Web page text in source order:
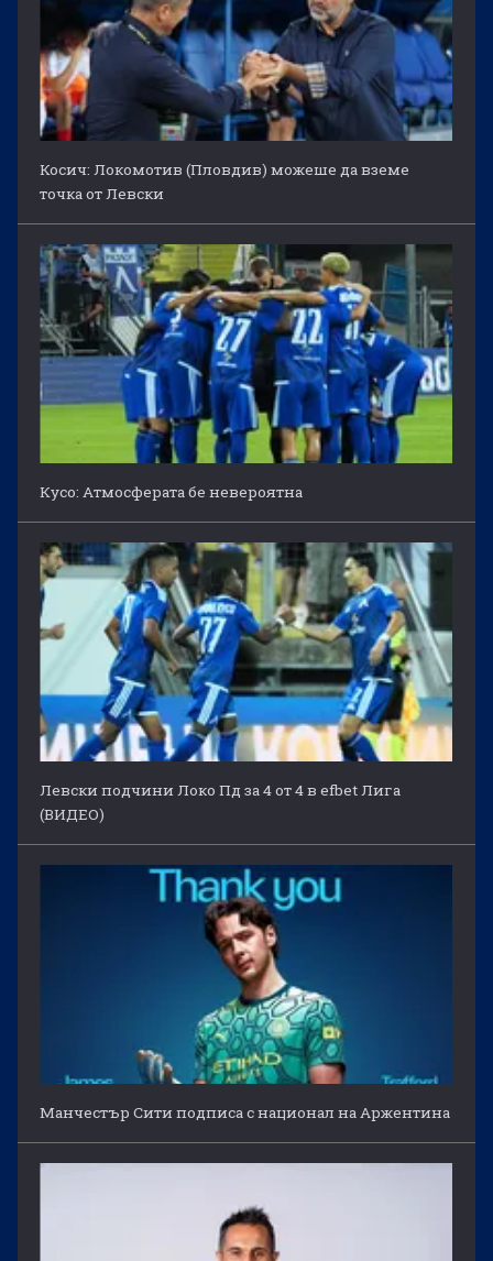
Косич: Локомотив (Пловдив) можеше да вземе
точка от Левски
Кусо: Атмосферата бе невероятна
Левски подчини Локо Пд за 4 от 4 в efbet Лига
(ВИДЕО)
Манчестър Сити подписа с национал на Аржентина